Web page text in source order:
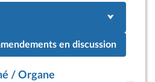
en discussion
/ Organe